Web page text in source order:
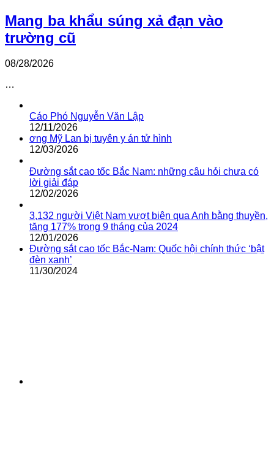
Mang ba khẩu súng xả đạn vào
trường cũ
08/28/2026
…
Cáo Phó Nguyễn Văn Lập
12/11/2026
ơng Mỹ Lan bị tuyên y án tử hình
12/03/2026
Đường sắt cao tốc Bắc Nam: những câu hỏi chưa có
lời giải đáp
12/02/2026
3,132 người Việt Nam vượt biên qua Anh bằng thuyền,
tăng 177% trong 9 tháng của 2024
12/01/2026
Đường sắt cao tốc Bắc-Nam: Quốc hội chính thức ‘bật
đèn xanh’
11/30/2024